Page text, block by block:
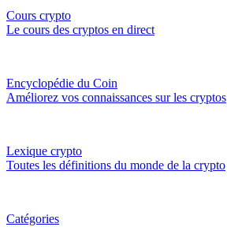
Cours crypto
Le cours des cryptos en direct
Encyclopédie du Coin
Améliorez vos connaissances sur les cryptos
Lexique crypto
Toutes les définitions du monde de la crypto
Catégories